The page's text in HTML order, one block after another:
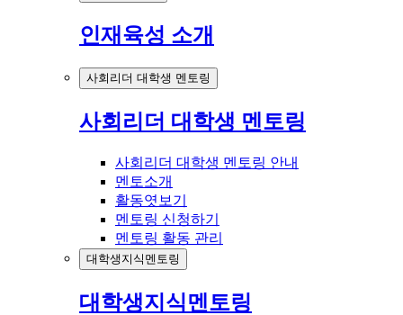
인재육성 소개
사회리더 대학생 멘토링
사회리더 대학생 멘토링
사회리더 대학생 멘토링 안내
멘토소개
활동엿보기
멘토링 신청하기
멘토링 활동 관리
대학생지식멘토링
대학생지식멘토링